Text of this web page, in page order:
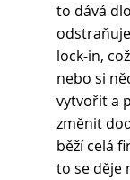
to dává
lock-in,
nebo si
vytvořit a
změnit
běží celá
to se děje